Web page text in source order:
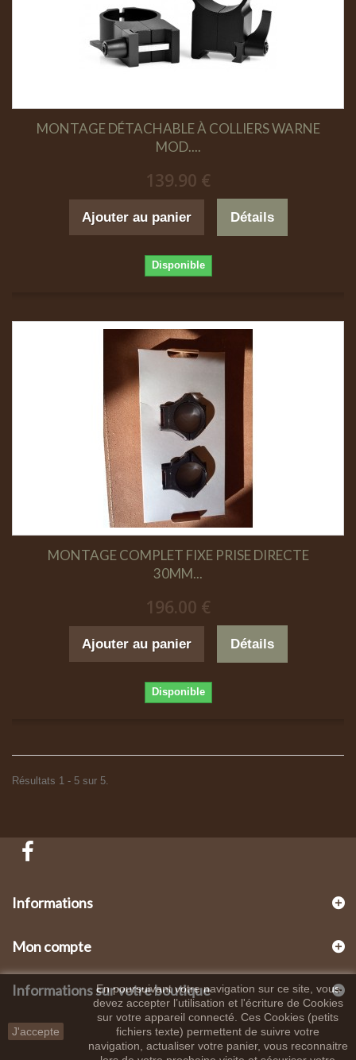
MONTAGE DÉTACHABLE À COLLIERS WARNE
MOD....
139.90 €
Ajouter au panier Détails
Disponible
MONTAGE COMPLET FIXE PRISE DIRECTE
30MM...
196.00 €
Ajouter au panier Détails
Disponible
Résultats 1 - 5 sur 5.
Informations
Mon compte
Informations sur votre boutique
J'accepte
En poursuivant votre navigation sur ce site, vous
devez accepter l’utilisation et l'écriture de Cookies
sur votre appareil connecté. Ces Cookies (petits
fichiers texte) permettent de suivre votre
navigation, actualiser votre panier, vous reconnaitre